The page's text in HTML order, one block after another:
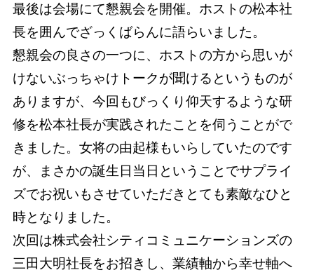
最後は会場にて懇親会を開催。ホストの松本社
長を囲んでざっくばらんに語らいました。
懇親会の良さの一つに、ホストの方から思いが
けないぶっちゃけトークが聞けるというものが
ありますが、今回もびっくり仰天するような研
修を松本社長が実践されたことを伺うことがで
きました。女将の由起様もいらしていたのです
が、まさかの誕生日当日ということでサプライ
ズでお祝いもさせていただきとても素敵なひと
時となりました。
次回は株式会社シティコミュニケーションズの
三田大明社長をお招きし、業績軸から幸せ軸へ